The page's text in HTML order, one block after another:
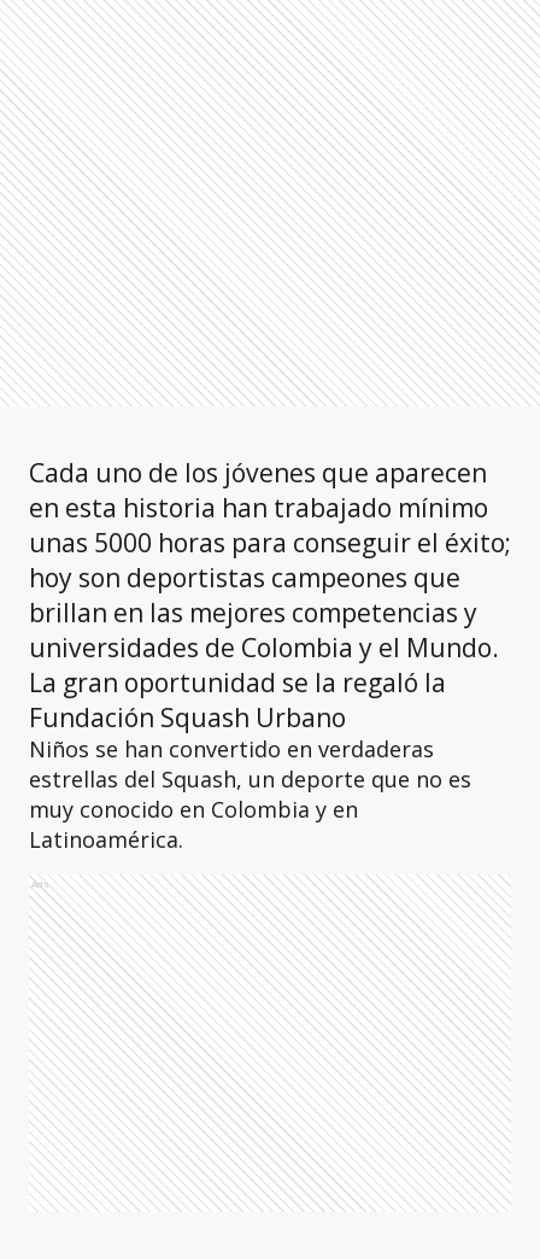
Cada uno de los jóvenes que aparecen
en esta historia han trabajado mínimo
unas 5000 horas para conseguir el éxito;
hoy son deportistas campeones que
brillan en las mejores competencias y
universidades de Colombia y el Mundo.
La gran oportunidad se la regaló la
Fundación Squash Urbano
Niños se han convertido en verdaderas
estrellas del Squash, un deporte que no es
muy conocido en Colombia y en
Latinoamérica.
Ads